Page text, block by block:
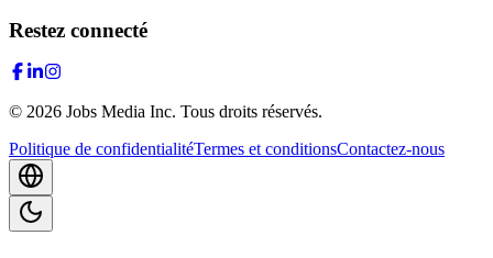
Restez connecté
© 2026 Jobs Media Inc. Tous droits réservés.
Politique de confidentialitéTermes et conditionsContactez-nous